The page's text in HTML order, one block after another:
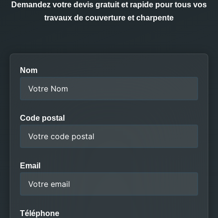
Demandez votre devis gratuit et rapide pour tous vos
travaux de couverture et charpente
Nom
Code postal
Email
Téléphone